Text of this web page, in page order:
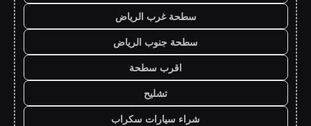
سطحة غرب الرياض
سطحة جنوب الرياض
اقرب سطحة
تشليح
شراء سيارات سكراب